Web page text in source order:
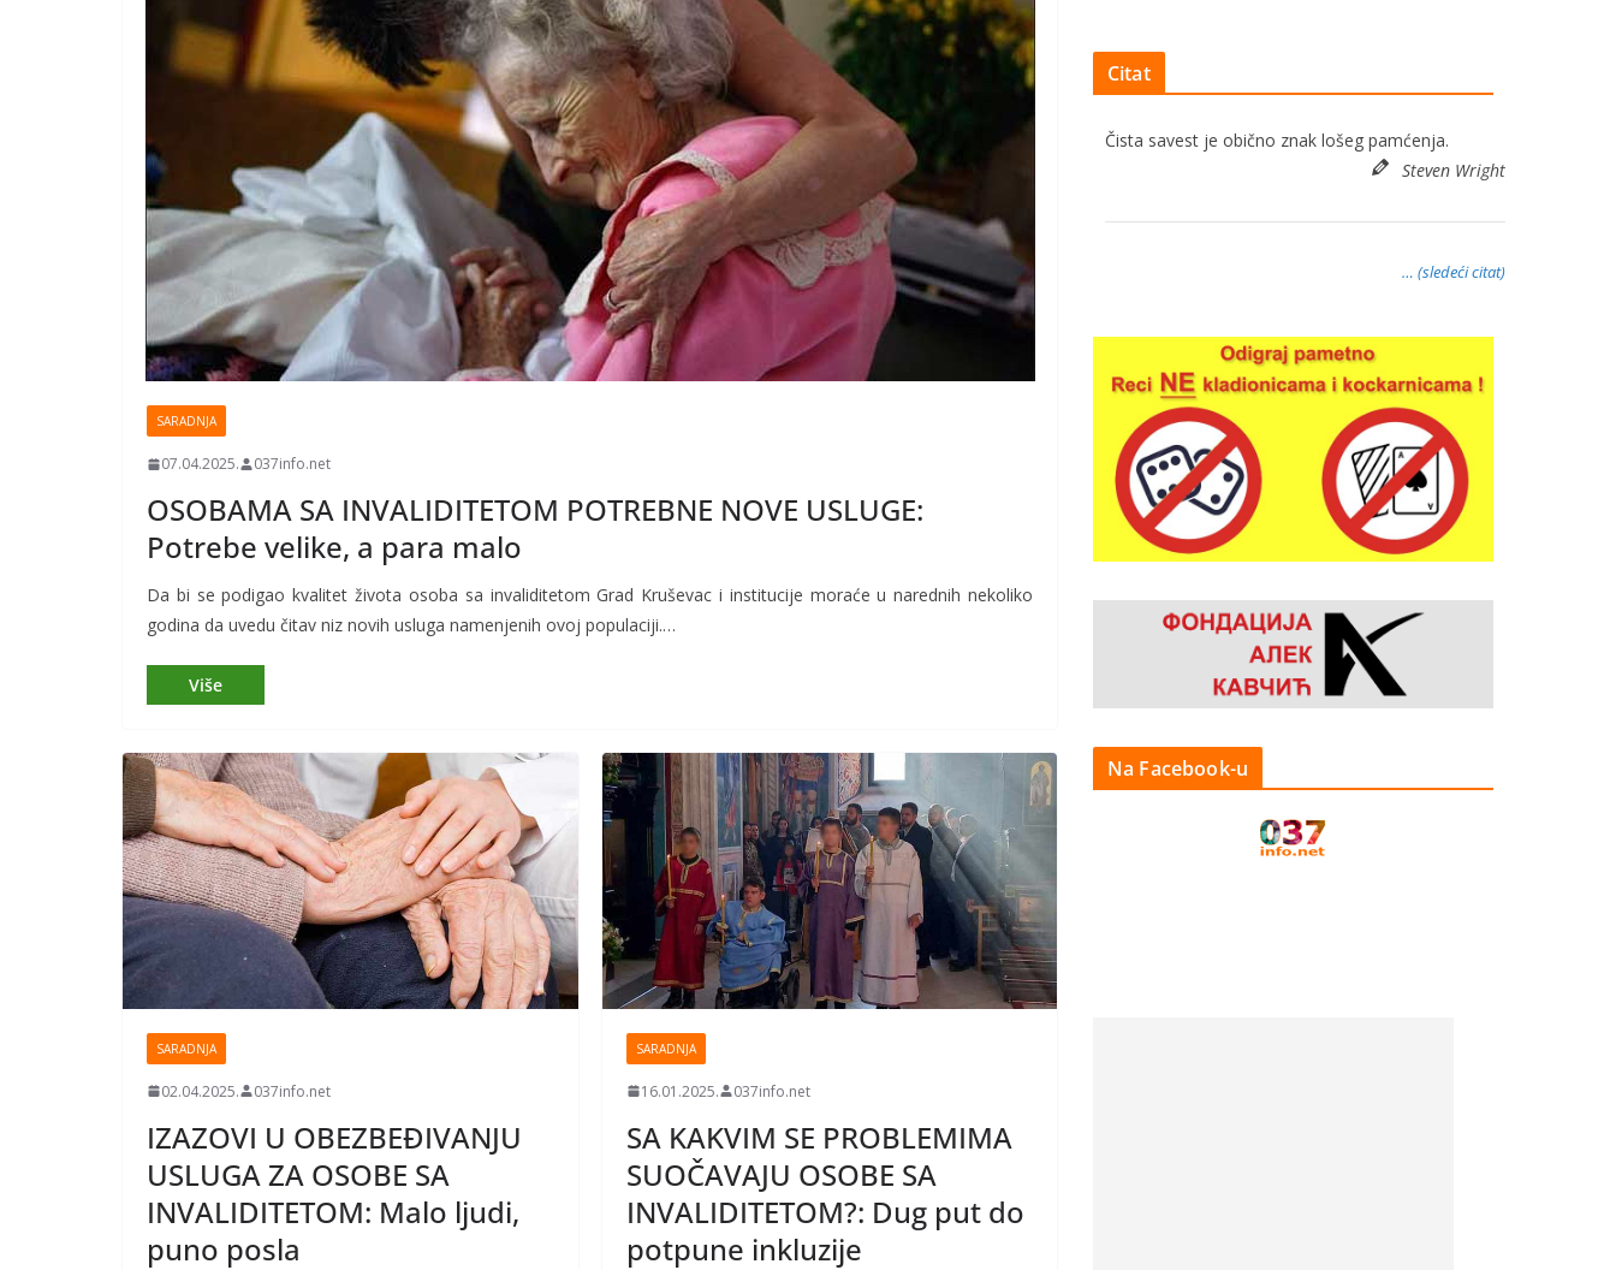
SARADNJA
07.04.2025. 037info.net
OSOBAMA SA INVALIDITETOM POTREBNE NOVE USLUGE:
Potrebe velike, a para malo
Da bi se podigao kvalitet života osoba sa invaliditetom Grad Kruševac i institucije moraće u narednih nekoliko
godina da uvedu čitav niz novih usluga namenjenih ovoj populaciji.…
SARADNJA
02.04.2025. 037info.net
IZAZOVI U OBEZBEĐIVANJU
USLUGA ZA OSOBE SA
INVALIDITETOM: Malo ljudi,
puno posla
SARADNJA
16.01.2025. 037info.net
SA KAKVIM SE PROBLEMIMA
SUOČAVAJU OSOBE SA
INVALIDITETOM?: Dug put do
potpune inkluzije
Citat
Čista savest je obično znak lošeg pamćenja.
Steven Wright
… (sledeći citat)
Na Facebook-u